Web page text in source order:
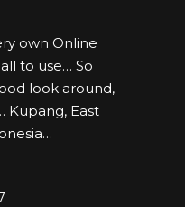
own Online
to use… So
look around,
Kupang, East